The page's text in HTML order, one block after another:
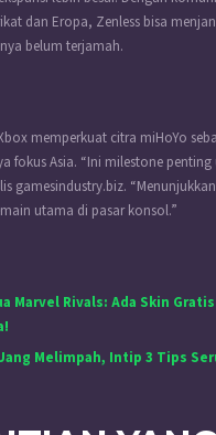
dan Eropa, Zenless bisa
belum terjamah.
memperkuat citra miHoYo
fokus Asia. “Ini milestone
gamesindustry.biz.
utama di pasar konsol.”
Marvel Rivals: Ada Skin
Melimpah, Intip 3 Tips